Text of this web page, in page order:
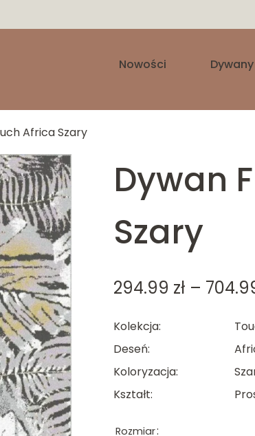
Nowości Dywany
Africa Szary
Dywan
Szary
294.99 zł –
Kolekcja
Deseń
Koloryzacja
Kształt
Rozmiar